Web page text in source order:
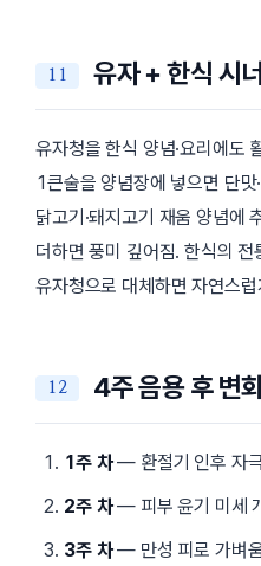
유자 + 한식 시
유자청을 한식 양념·요리에도
1큰술을 양념장에 넣으면 단
닭고기·돼지고기 재움 양념에
더하면 풍미 깊어짐. 한식의
유자청으로 대체하면 자연스
4주 음용 후 변
1주 차— 환절기 인후 자
2주 차— 피부 윤기 미세
3주 차— 만성 피로 가벼